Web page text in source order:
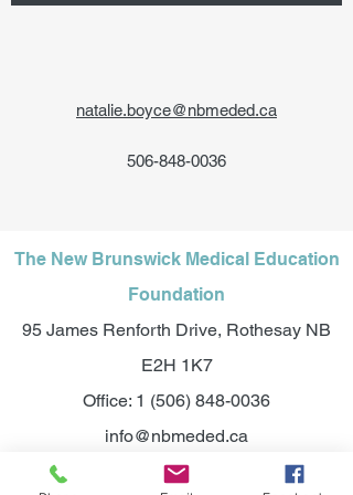
natalie.boyce@nbmeded.ca
506-848-0036
The New Brunswick Medical Education
Foundation
95 James Renforth Drive, Rothesay NB
E2H 1K7
Office: 1 (506) 848-0036
info@nbmeded.ca